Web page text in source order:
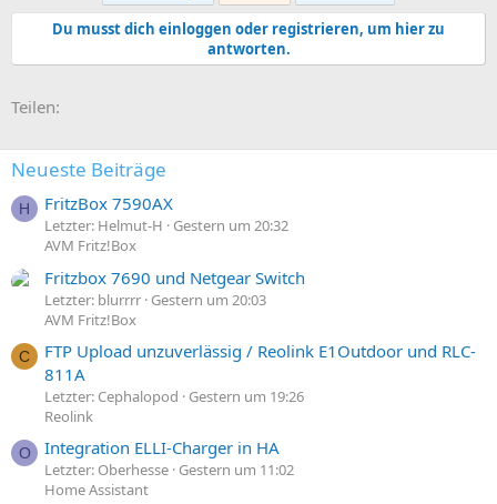
Du musst dich einloggen oder registrieren, um hier zu
antworten.
Teilen:
Neueste Beiträge
H FritzBox 7590AX
Letzter: Helmut-H
Gestern um 20:32
AVM Fritz!Box
Fritzbox 7690 und Netgear Switch
Letzter: blurrrr Gestern um 20:03
AVM Fritz!Box
C
FTP Upload unzuverlässig / Reolink E1Outdoor und RLC-
811A
Letzter: Cephalopod
Gestern um 19:26
Reolink
O Integration ELLI-Charger in HA
Letzter: Oberhesse Gestern um 11:02
Home Assistant